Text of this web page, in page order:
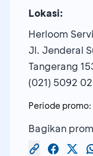
Lokasi:
Herloom
Jl. Jenderal
Tangerang
(021) 5092
Periode promo:
Bagikan